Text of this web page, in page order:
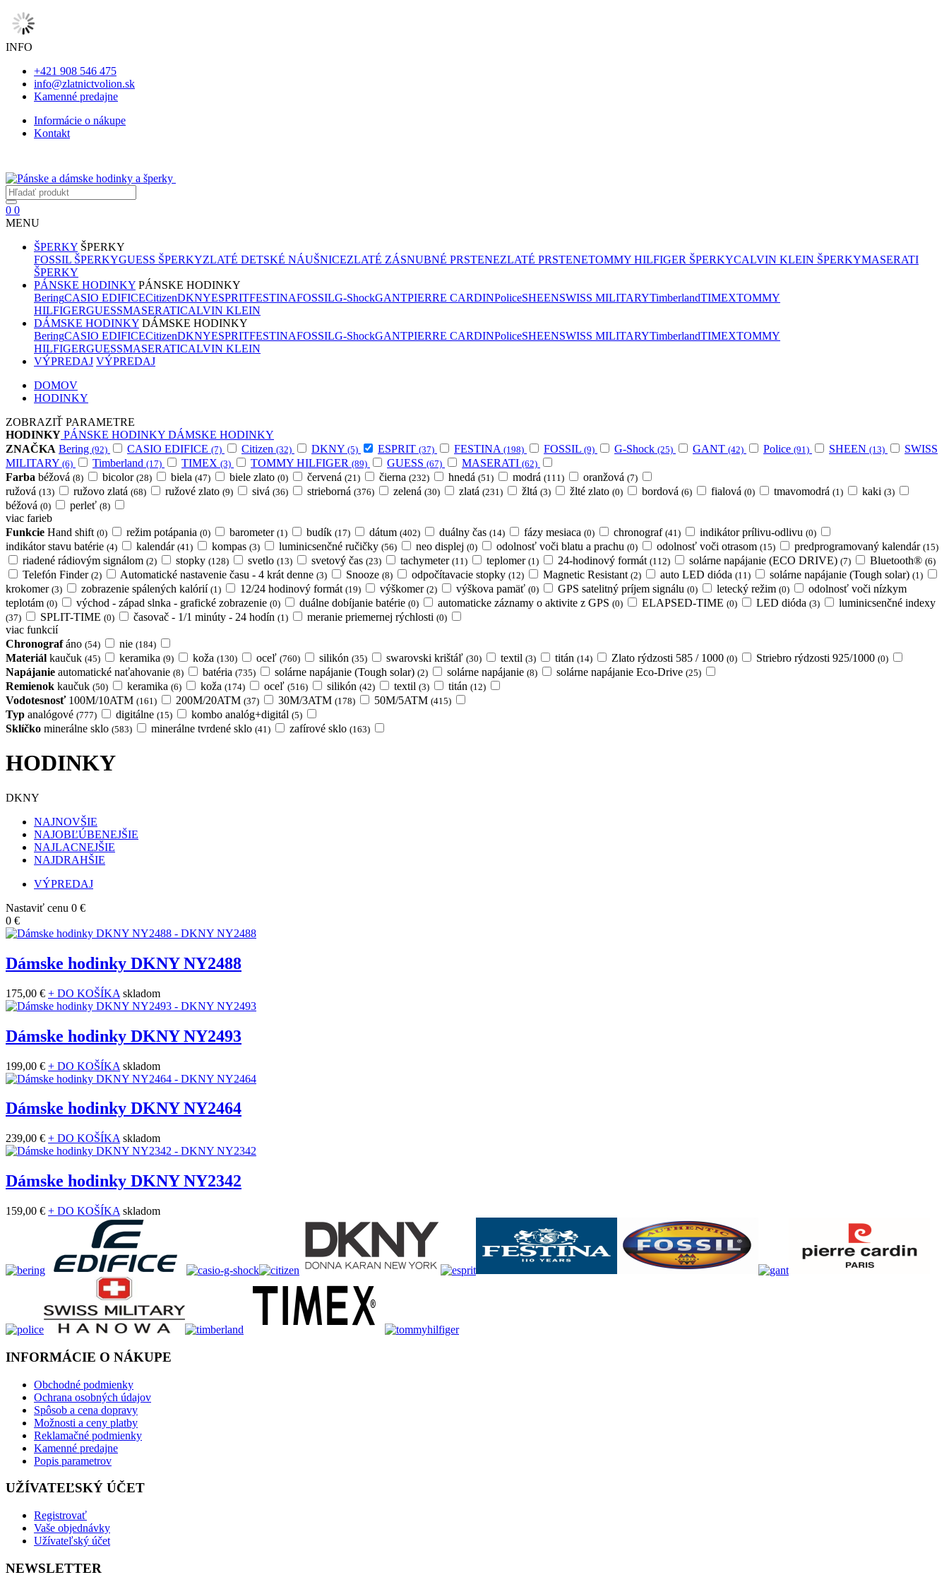
INFO
+421 908 546 475
info@zlatnictvolion.sk
Kamenné predajne
Informácie o nákupe
Kontakt
0 0
MENU
ŠPERKY ŠPERKY
FOSSIL ŠPERKYGUESS ŠPERKYZLATÉ DETSKÉ NÁUŠNICEZLATÉ ZÁSNUBNÉ PRSTENEZLATÉ PRSTENETOMMY HILFIGER ŠPERKYCALVIN KLEIN ŠPERKYMASERATI
ŠPERKY
PÁNSKE HODINKY PÁNSKE HODINKY
BeringCASIO EDIFICECitizenDKNYESPRITFESTINAFOSSILG-ShockGANTPIERRE CARDINPoliceSHEENSWISS MILITARYTimberlandTIMEXTOMMY
HILFIGERGUESSMASERATICALVIN KLEIN
DÁMSKE HODINKY DÁMSKE HODINKY
BeringCASIO EDIFICECitizenDKNYESPRITFESTINAFOSSILG-ShockGANTPIERRE CARDINPoliceSHEENSWISS MILITARYTimberlandTIMEXTOMMY
HILFIGERGUESSMASERATICALVIN KLEIN
VÝPREDAJ VÝPREDAJ
DOMOV
HODINKY
ZOBRAZIŤ PARAMETRE
HODINKY PÁNSKE HODINKY DÁMSKE HODINKY
ZNAČKA Bering (92) CASIO EDIFICE (7) Citizen (32) DKNY (5) ESPRIT (37) FESTINA (198) FOSSIL (9) G-Shock (25) GANT (42) Police (91) SHEEN (13)
SWISS
MILITARY (6) Timberland (17) TIMEX (3) TOMMY HILFIGER (89) GUESS (67) MASERATI (62)
Farba béžová (8) bicolor (28) biela (47) biele zlato (0) červená (21) čierna (232) hnedá (51) modrá (111) oranžová (7)
ružová (13) ružovo zlatá (68) ružové zlato (9) sivá (36) strieborná (376) zelená (30) zlatá (231) žltá (3) žlté zlato (0) bordová (6) fialová (0) tmavomodrá (1) kaki (3)
béžová (0) perleť (8)
viac farieb
Funkcie Hand shift (0) režim potápania (0) barometer (1) budík (17) dátum (402) duálny čas (14) fázy mesiaca (0) chronograf (41) indikátor prílivu-odlivu (0)
indikátor stavu batérie (4) kalendár (41) kompas (3) luminicsenčné ručičky (56) neo displej (0) odolnosť voči blatu a prachu (0) odolnosť voči otrasom (15) predprogramovaný kalendár (15)
riadené rádiovým signálom (2) stopky (128) svetlo (13) svetový čas (23) tachymeter (11) teplomer (1) 24-hodinový formát (112) solárne napájanie (ECO DRIVE) (7) Bluetooth® (6)
Telefón Finder (2) Automatické nastavenie času - 4 krát denne (3) Snooze (8) odpočítavacie stopky (12) Magnetic Resistant (2) auto LED dióda (11) solárne napájanie (Tough solar) (1)
krokomer (3) zobrazenie spálených kalórií (1) 12/24 hodinový formát (19) výškomer (2) výškova pamäť (0) GPS satelitný príjem signálu (0) letecký režim (0)
odolnosť voči nízkym
teplotám (0) východ - západ slnka - grafické zobrazenie (0) duálne dobíjanie batérie (0) automaticke záznamy o aktivite z GPS (0) ELAPSED-TIME (0) LED dióda (3) luminicsenčné indexy
(37) SPLIT-TIME (0) časovač - 1/1 minúty - 24 hodín (1) meranie priemernej rýchlosti (0)
viac funkcií
Chronograf áno (54) nie (184)
Materiál kaučuk (45) keramika (9) koža (130) oceľ (760) silikón (35) swarovski krištáľ (30) textil (3) titán (14) Zlato rýdzosti 585 / 1000 (0) Striebro rýdzosti 925/1000 (0)
Napájanie automatické naťahovanie (8) batéria (735) solárne napájanie (Tough solar) (2) solárne napájanie (8) solárne napájanie Eco-Drive (25)
Remienok kaučuk (50) keramika (6) koža (174) oceľ (516) silikón (42) textil (3) titán (12)
Vodotesnosť 100M/10ATM (161) 200M/20ATM (37) 30M/3ATM (178) 50M/5ATM (415)
Typ analógové (777) digitálne (15) kombo analóg+digitál (5)
Sklíčko minerálne sklo (583) minerálne tvrdené sklo (41) zafírové sklo (163)
HODINKY
DKNY
NAJNOVŠIE
NAJOBĽÚBENEJŠIE
NAJLACNEJŠIE
NAJDRAHŠIE
VÝPREDAJ
Nastaviť cenu 0 €
0 €
Dámske hodinky DKNY NY2488
175,00 € + DO KOŠÍKA skladom
Dámske hodinky DKNY NY2493
199,00 € + DO KOŠÍKA skladom
Dámske hodinky DKNY NY2464
239,00 € + DO KOŠÍKA skladom
Dámske hodinky DKNY NY2342
159,00 € + DO KOŠÍKA skladom
INFORMÁCIE O NÁKUPE
Obchodné podmienky
Ochrana osobných údajov
Spôsob a cena dopravy
Možnosti a ceny platby
Reklamačné podmienky
Kamenné predajne
Popis parametrov
UŽÍVATEĽSKÝ ÚČET
Registrovať
Vaše objednávky
Užívateľský účet
NEWSLETTER